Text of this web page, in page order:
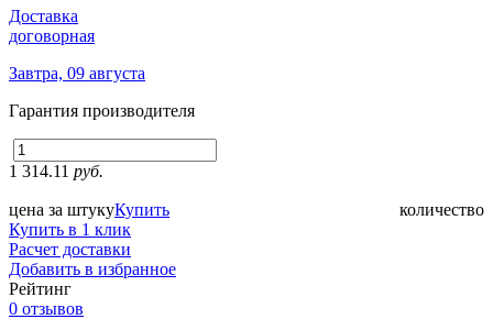
Доставка
договорная
Завтра, 09 августа
Гарантия производителя
1 314.11 руб.
цена за штуку количество
Купить
Купить в 1 клик
Расчет доставки
Добавить в избранное
Рейтинг
0 отзывов